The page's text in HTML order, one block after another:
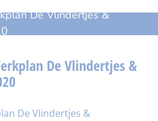
De Vlindertjes &
De Vlindertjes &
De Vlindertjes &